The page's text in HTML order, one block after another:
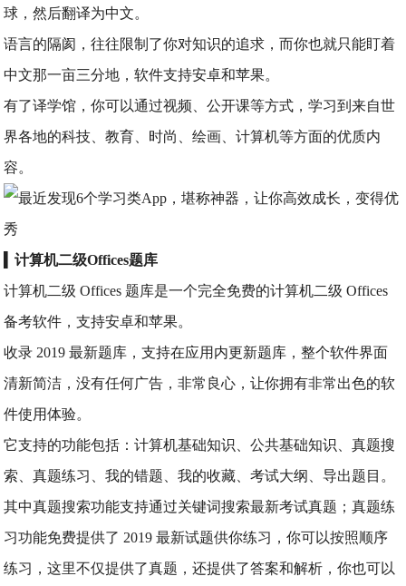
球，然后翻译为中文。
语言的隔阂，往往限制了你对知识的追求，而你也就只能盯着
中文那一亩三分地，软件支持安卓和苹果。
有了译学馆，你可以通过视频、公开课等方式，学习到来自世
界各地的科技、教育、时尚、绘画、计算机等方面的优质内
容。
▍计算机二级Offices题库
计算机二级 Offices 题库是一个完全免费的计算机二级 Offices
备考软件，支持安卓和苹果。
收录 2019 最新题库，支持在应用内更新题库，整个软件界面
清新简洁，没有任何广告，非常良心，让你拥有非常出色的软
件使用体验。
它支持的功能包括：计算机基础知识、公共基础知识、真题搜
索、真题练习、我的错题、我的收藏、考试大纲、导出题目。
其中真题搜索功能支持通过关键词搜索最新考试真题；真题练
习功能免费提供了 2019 最新试题供你练习，你可以按照顺序
练习，这里不仅提供了真题，还提供了答案和解析，你也可以